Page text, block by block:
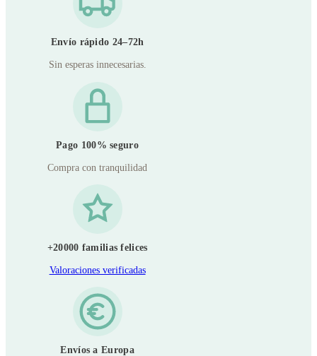
Envío rápido 24–72h
Sin esperas innecesarias.
Pago 100% seguro
Compra con tranquilidad
+20000 familias felices
Valoraciones verificadas
Envíos a Europa